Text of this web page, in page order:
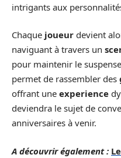
intrigants aux
Chaque joueur devient
naviguant à travers un
pour maintenir le
permet de rassembler des
offrant une experience
deviendra le sujet de
anniversaires à venir.
A découvrir également :